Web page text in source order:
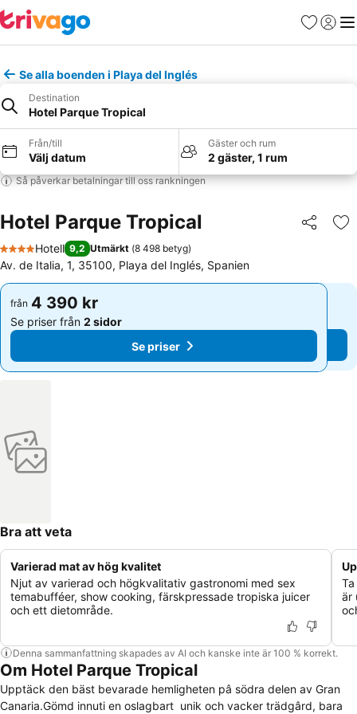
Favoriter
Logga
Se alla boenden i Playa del Inglés
Destination
Hotel Parque Tropical
Från/till
Välj datum
Gäster och rum
2 gäster, 1 rum
Så påverkar betalningar till oss rankningen
Hotel Parque Tropical Dela
4 Stjärnor
Hotell 9,2 Utmärkt (8 498 betyg)
Av. de Italia, 1, 35100, Playa del Inglés, Spanien
från 4 390 kr
Se priser från 2 sidor
Se priser
från 4 390 kr
Se priser från 2 sidor
Se priser
Bra att veta
Varierad mat av hög kvalitet
Njut av varierad och högkvalitativ gastronomi med sex
temabufféer, show cooking, färskpressade tropiska juicer
och ett dietområde.
är
Denna sammanfattning skapades av AI och kanske inte är 100 % korrekt.
Om Hotel Parque Tropical
Upptäck den bäst bevarade hemligheten pâ södra delen av Gran
Canaria.Gömd innuti en oslagbart unik och vacker trädgârd, bara